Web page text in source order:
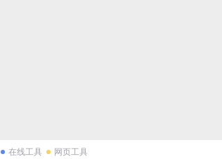
在线工具 网页工具